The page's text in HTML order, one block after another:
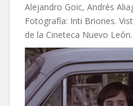
Alejandro Goic, Andrés
Fotografía: Inti Briones.
de la Cineteca Nuevo León.